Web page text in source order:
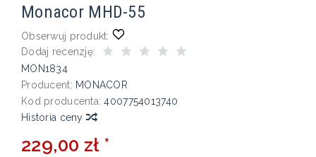
Monacor MHD-55
Obserwuj produkt:
Dodaj recenzję:
MON1834
Producent: MONACOR
Kod producenta: 4007754013740
Historia ceny
229,00 zł *